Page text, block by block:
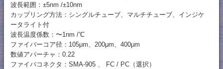
波長範囲：±5nm /±10nm
カップリング方法：シングルチューブ、マルチチューブ、インジケ
ータライト付
波長温度係数：〜1nm /℃
ファイバーコア径：105μm、200μm、400μm
数値アパーチャ：0.22
ファイバコネクタ：SMA-905 、 FC / PC（選択）